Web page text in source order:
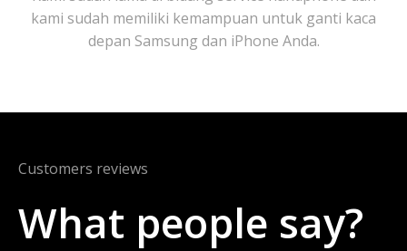
kami sudah memiliki kemampuan untuk ganti kaca
depan Samsung dan iPhone Anda.
Customers reviews
What people say?